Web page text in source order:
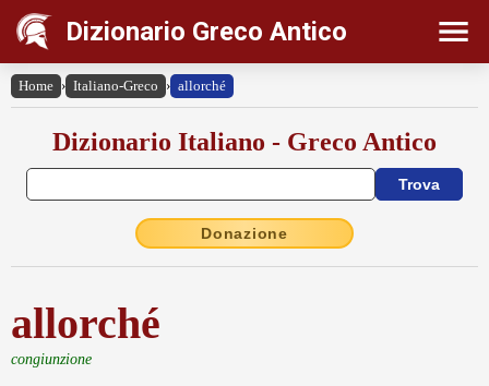
Dizionario Greco Antico
Home › Italiano-Greco › allorché
Dizionario Italiano - Greco Antico
Donazione
allorché
congiunzione